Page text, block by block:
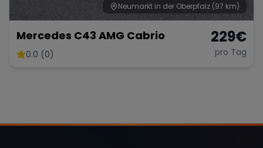
Neumarkt in der Oberpfalz (97 km)
Mercedes C43 AMG Cabrio
0.0 (0)
229€
pro Tag